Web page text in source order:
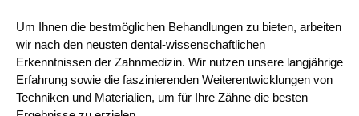
Um Ihnen die bestmöglichen Behandlungen zu bieten, arbeiten
wir nach den neusten dental-wissenschaftlichen
Erkenntnissen der Zahnmedizin. Wir nutzen unsere langjährige
Erfahrung sowie die faszinierenden Weiterentwicklungen von
Techniken und Materialien, um für Ihre Zähne die besten